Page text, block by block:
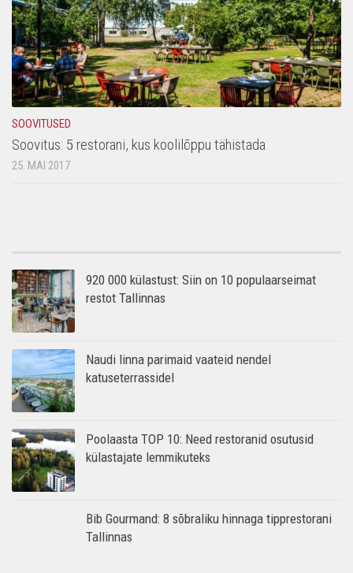
SOOVITUSED
Soovitus: 5 restorani, kus koolilõppu tähistada
25. MAI 2017
920 000 külastust: Siin on 10 populaarseimat
restot Tallinnas
Naudi linna parimaid vaateid nendel
katuseterrassidel
Poolaasta TOP 10: Need restoranid osutusid
külastajate lemmikuteks
Bib Gourmand: 8 sõbraliku hinnaga tipprestorani
Tallinnas